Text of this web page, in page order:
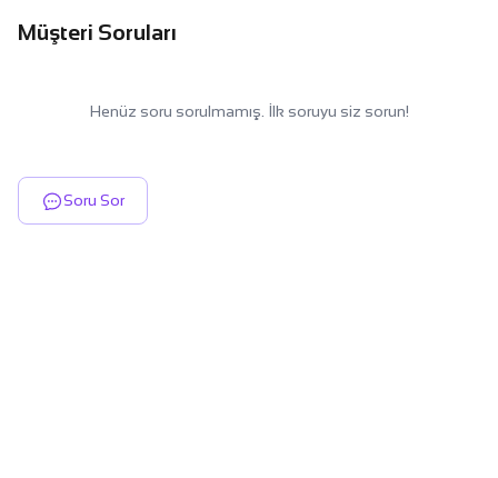
Müşteri Soruları
Henüz soru sorulmamış. İlk soruyu siz sorun!
Soru Sor